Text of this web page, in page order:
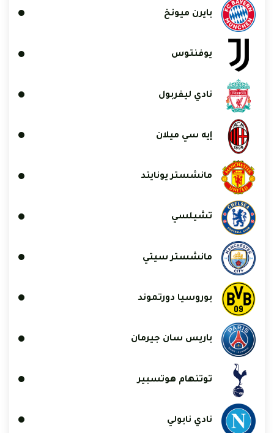
بايرن ميونخ
يوفنتوس
نادي ليفربول
إيه سي ميلان
مانشستر يونايتد
تشيلسي
مانشستر سيتي
بوروسيا دورتموند
باريس سان جيرمان
توتنهام هوتسبير
نادي نابولي